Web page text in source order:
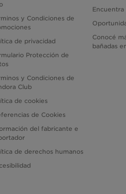
y Condiciones de
de privacidad
Protección de
y Condiciones de
Club
de cookies
de Cookies
del fabricante e
de derechos humanos
Conocé
bañadas